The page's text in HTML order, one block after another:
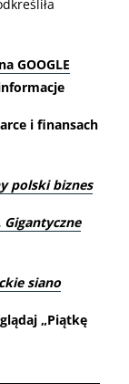
GOOGLE
i finansach
polski biznes
siano
„Piątkę